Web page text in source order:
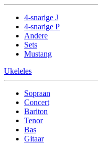
4-snarige J
4-snarige P
Andere
Sets
Mustang
Ukeleles
Sopraan
Concert
Bariton
Tenor
Bas
Gitaar